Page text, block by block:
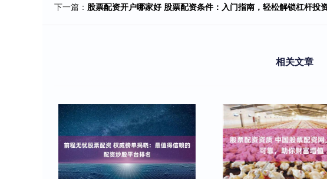
下一篇： 股票配资开户哪家好 股票配资条件：入门指南，轻松解锁杠杆投
相关文章